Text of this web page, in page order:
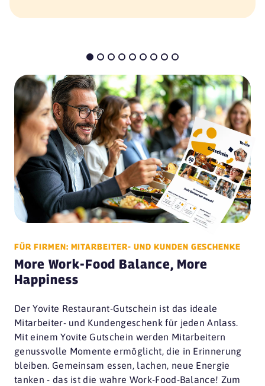
FÜR FIRMEN: MITARBEITER- UND KUNDEN GESCHENKE
More Work-Food Balance, More
Happiness
Der Yovite Restaurant-Gutschein ist das ideale
Mitarbeiter- und Kundengeschenk für jeden Anlass.
Mit einem Yovite Gutschein werden Mitarbeitern
genussvolle Momente ermöglicht, die in Erinnerung
bleiben. Gemeinsam essen, lachen, neue Energie
tanken - das ist die wahre Work-Food-Balance! Zum